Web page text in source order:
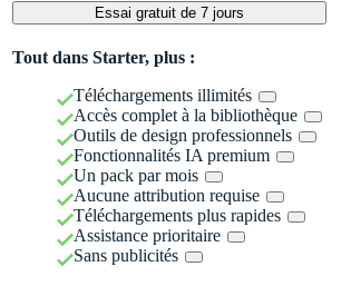
Essai gratuit de 7 jours
Tout dans Starter, plus :
Téléchargements illimités
Accès complet à la bibliothèque
Outils de design professionnels
Fonctionnalités IA premium
Un pack par mois
Aucune attribution requise
Téléchargements plus rapides
Assistance prioritaire
Sans publicités